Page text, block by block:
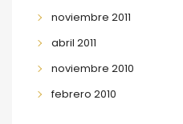
noviembre 2011
abril 2011
noviembre 2010
febrero 2010